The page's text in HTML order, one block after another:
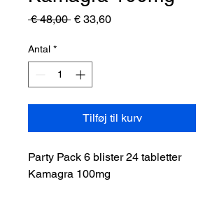
€ 48,00 Regulær
€ 33,60Salgspris
Antal *
Tilføj til kurv
Party Pack 6 blister 24 tabletter
Kamagra 100mg